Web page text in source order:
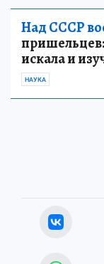
Над СССР
пришельцев:
искала и
НАУКА